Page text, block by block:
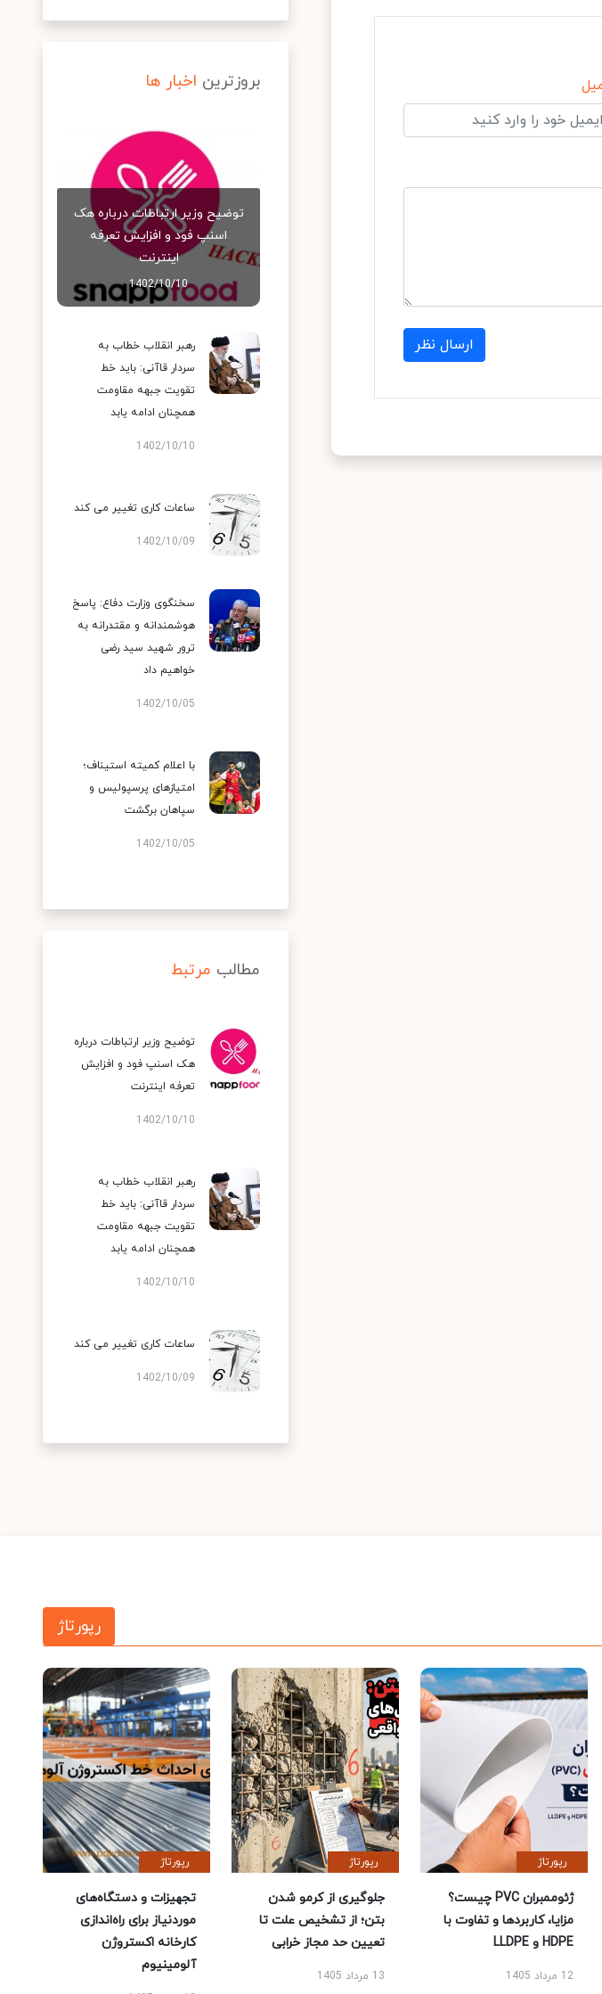
ارسال نظر
بروزترین اخبار ها
توضیح وزیر ارتباطات درباره هک
اسنپ‌ فود و افزایش تعرفه
اینترنت
1402/10/10
رهبر انقلاب خطاب به
سردار قاآنی: باید خط
تقویت جبهه مقاومت
همچنان ادامه یابد
1402/10/10
ساعات کاری تغییر می‌ کند
1402/10/09
سخنگوی وزارت دفاع: پاسخ
هوشمندانه و مقتدرانه به
ترور شهید سید رضی
خواهیم داد
1402/10/05
با اعلام کمیته استیناف؛
امتیازهای پرسپولیس و
سپاهان برگشت
1402/10/05
مطالب مرتبط
توضیح وزیر ارتباطات درباره
هک اسنپ‌ فود و افزایش
تعرفه اینترنت
1402/10/10
رهبر انقلاب خطاب به
سردار قاآنی: باید خط
تقویت جبهه مقاومت
همچنان ادامه یابد
1402/10/10
ساعات کاری تغییر می‌ کند
1402/10/09
رپورتاژ
رپورتاژ
ژئوممبران PVC چیست؟
مزایا، کاربردها و تفاوت با
HDPE و LLDPE
12 مرداد 1405
رپورتاژ
جلوگیری از کرمو شدن
بتن؛ از تشخیص علت تا
تعیین حد مجاز خرابی
13 مرداد 1405
رپورتاژ
تجهیزات و دستگاه‌های
موردنیاز برای راه‌اندازی
کارخانه اکستروژن
آلومینیوم